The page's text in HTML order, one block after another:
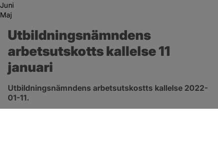
Juni
Maj
Utbildningsnämndens
arbetsutskotts kallelse 11
januari
Utbildningsnämndens arbetsutskostts kallelse 2022-
01-11.